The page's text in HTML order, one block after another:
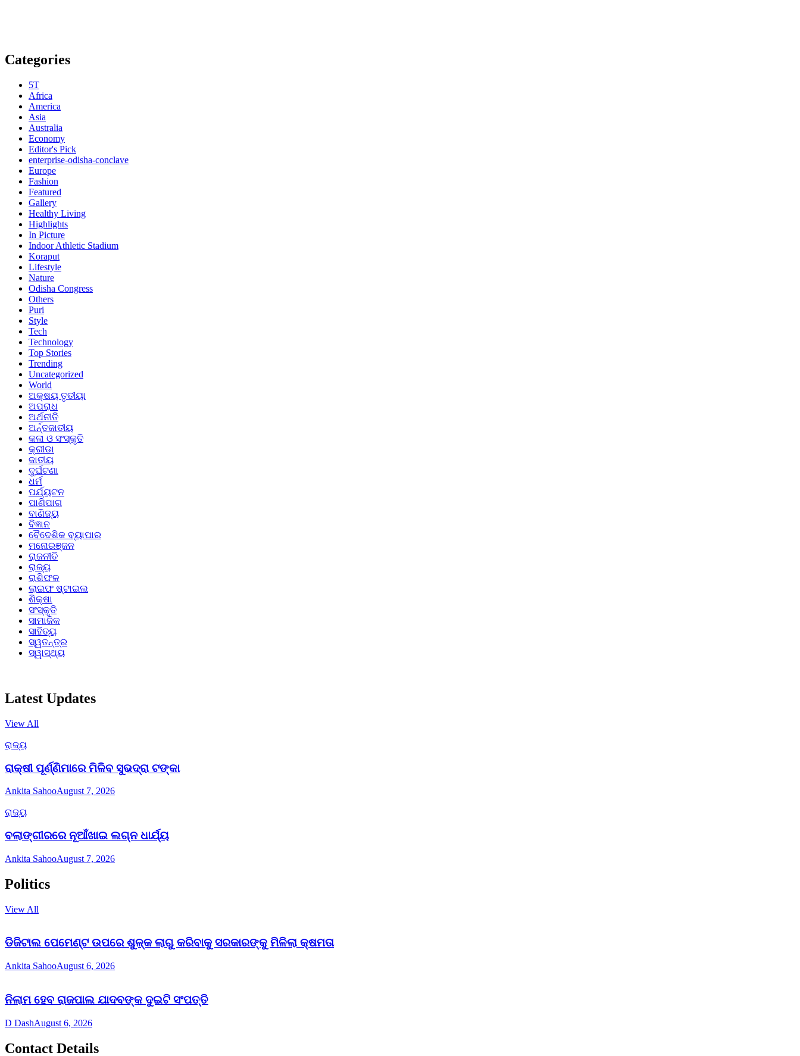
Categories
5T
Africa
America
Asia
Australia
Economy
Editor's Pick
enterprise-odisha-conclave
Europe
Fashion
Featured
Gallery
Healthy Living
Highlights
In Picture
Indoor Athletic Stadium
Koraput
Lifestyle
Nature
Odisha Congress
Others
Puri
Style
Tech
Technology
Top Stories
Trending
Uncategorized
World
ଅକ୍ଷୟ ତୃତୀୟା
ଅପରାଧ
ଅର୍ଥନୀତି
ଅର୍ନ୍ତଜାତୀୟ
କଳା ଓ ସଂସ୍କୃତି
କ୍ରୀଡା
ଜାତୀୟ
ଦୁର୍ଘଟଣା
ଧର୍ମ
ପର୍ଯ୍ୟଟନ
ପାଣିପାଗ
ବାଣିଜ୍ୟ
ବିଜ୍ଞାନ
ବୈଦେଶିକ ବ୍ୟାପାର
ମନୋରଞ୍ଜନ
ରାଜନୀତି
ରାଜ୍ୟ
ରାଶିଫଳ
ଲାଇଫ ଷ୍ଟାଇଲ
ଶିକ୍ଷା
ସଂସ୍କୃତି
ସାମାଜିକ
ସାହିତ୍ୟ
ସ୍ୱତନ୍ତ୍ର
ସ୍ୱାସ୍ଥ୍ୟ
Latest Updates
View All
ରାଜ୍ୟ
ରାକ୍ଷୀ ପୂର୍ଣ୍ଣିମାରେ ମିଳିବ ସୁଭଦ୍ରା ଟଙ୍କା
Ankita SahooAugust 7, 2026
ରାଜ୍ୟ
ବଲାଙ୍ଗୀରରେ ନୂଆଁଖାଇ ଲଗ୍ନ ଧାର୍ଯ୍ୟ
Ankita SahooAugust 7, 2026
Politics
View All
ଡିଜିଟାଲ ପେମେଣ୍ଟ ଉପରେ ଶୁଳ୍କ ଲାଗୁ କରିବାକୁ ସରକାରଙ୍କୁ ମିଳିଲା କ୍ଷମତା
Ankita SahooAugust 6, 2026
ନିଲାମ ହେବ ରାଜପାଲ ଯାଦବଙ୍କ ଦୁଇଟି ସଂପତ୍ତି
D DashAugust 6, 2026
Contact Details